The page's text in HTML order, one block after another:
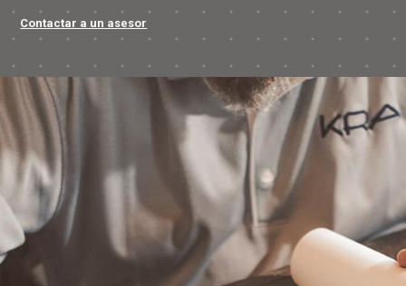
Contactar a un asesor